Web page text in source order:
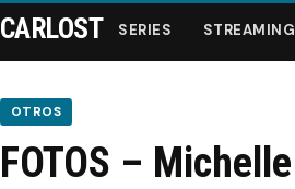
Series
CARLOST SERIES STREAMING
OTROS
FOTOS – Michelle